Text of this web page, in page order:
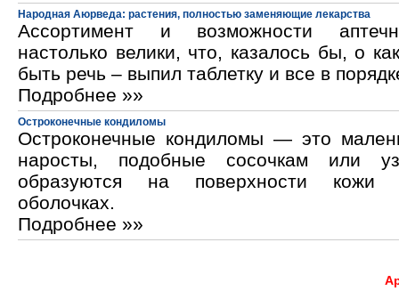
Народная Аюрведа: растения, полностью заменяющие лекарства
Ассортимент и возможности
настолько велики, что, казалось бы, о
быть речь – выпил таблетку и все в
Подробнее »»
Остроконечные кондиломы
Остроконечные кондиломы — это
наросты, подобные сосочкам или
образуются на поверхности кожи
оболочках.
Подробнее »»